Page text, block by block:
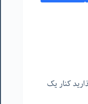
کنار یک